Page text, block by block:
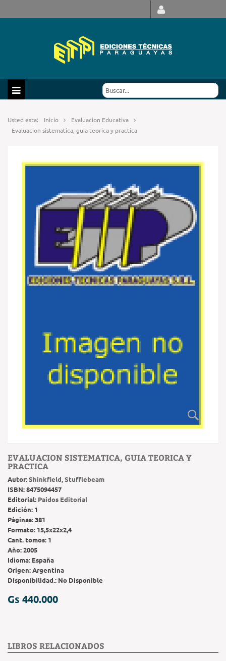
Usted esta: Inicio
Evaluacion Educativa
Evaluacion sistematica, guia teorica y practica
EVALUACION SISTEMATICA, GUIA TEORICA Y
PRACTICA
Autor:Shinkfield, Stufflebeam
ISBN:8475094457
Editorial: Paidos Editorial
Edición: 1
Páginas:381
Formato: 15,5x22x2,4
Cant. tomos: 1
Año:2005
Idioma: España
Origen:Argentina
Disponibilidad.: No Disponible
Gs 440.000
LIBROS RELACIONADOS